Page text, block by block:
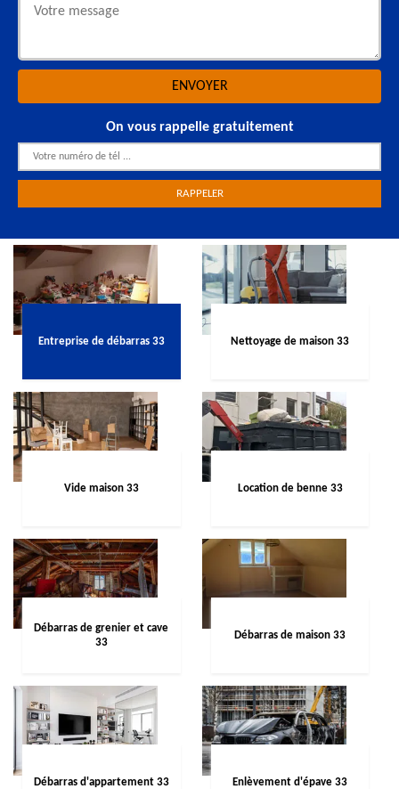
On vous rappelle gratuitement
Entreprise de débarras 33 Nettoyage de maison 33
Vide maison 33 Location de benne 33
Débarras de grenier et cave
33
Débarras de maison 33
Débarras d'appartement 33 Enlèvement d'épave 33